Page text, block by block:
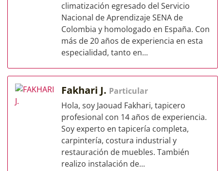
climatización egresado del Servicio
Nacional de Aprendizaje SENA de
Colombia y homologado en España. Con
más de 20 años de experiencia en esta
especialidad, tanto en...
Fakhari J. Particular
Hola, soy Jaouad Fakhari, tapicero
profesional con 14 años de experiencia.
Soy experto en tapicería completa,
carpintería, costura industrial y
restauración de muebles. También
realizo instalación de...